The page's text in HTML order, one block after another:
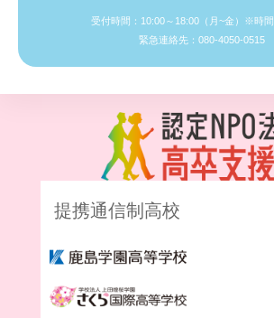
受付時間：10:00～18:00（月~金）※時
緊急連絡先：080-4050-0515
提携通信制高校